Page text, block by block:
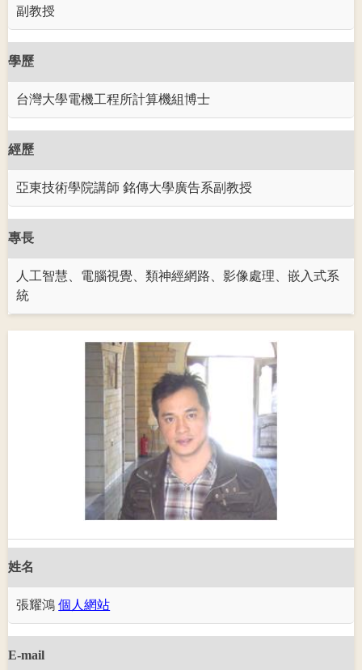
副教授
學歷
台灣大學電機工程所計算機組博士
經歷
亞東技術學院講師 銘傳大學廣告系副教授
專長
人工智慧、電腦視覺、類神經網路、影像處理、嵌入式系
統
姓名
張耀鴻個人網站
E-mail